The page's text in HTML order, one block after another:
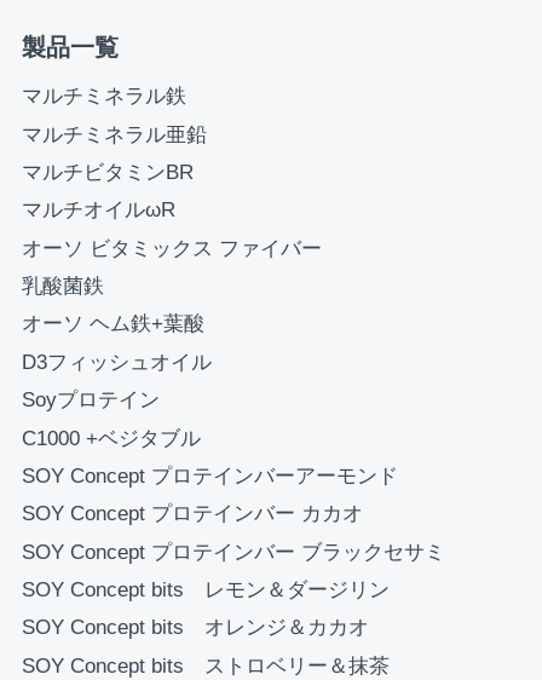
製品一覧
マルチミネラル鉄
マルチミネラル亜鉛
マルチビタミンBR
マルチオイルωR
オーソ ビタミックス ファイバー
乳酸菌鉄
オーソ ヘム鉄+葉酸
D3フィッシュオイル
Soyプロテイン
C1000 +ベジタブル
SOY Concept プロテインバーアーモンド
SOY Concept プロテインバー カカオ
SOY Concept プロテインバー ブラックセサミ
SOY Concept bits レモン＆ダージリン
SOY Concept bits オレンジ＆カカオ
SOY Concept bits ストロベリー＆抹茶